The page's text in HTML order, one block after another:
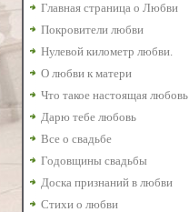
Главная страница о Любви
Покровители любви
Нулевой километр любви.
О любви к матери
Что такое настоящая любовь
Дарю тебе любовь
Все о свадьбе
Годовщины свадьбы
Доска признаний в любви
Стихи о любви